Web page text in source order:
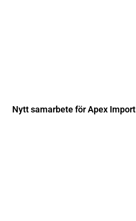
Nytt samarbete för Apex Import